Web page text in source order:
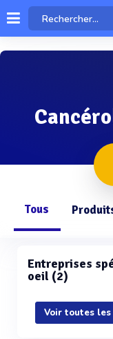
Tous
Entreprises
oeil (2)
Voir toutes